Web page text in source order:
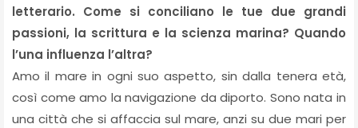
letterario. Come si conciliano le tue due grandi
passioni, la scrittura e la scienza marina? Quando
l’una influenza l’altra?
Amo il mare in ogni suo aspetto, sin dalla tenera età,
così come amo la navigazione da diporto. Sono nata in
una città che si affaccia sul mare, anzi su due mari per